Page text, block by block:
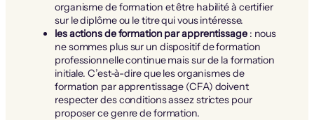
organisme de formation et être habilité à certifier
sur le diplôme ou le titre qui vous intéresse.
les actions de formation par apprentissage: nous
ne sommes plus sur un dispositif de formation
professionnelle continue mais sur de la formation
initiale. C’est-à-dire que les organismes de
formation par apprentissage (CFA) doivent
respecter des conditions assez strictes pour
proposer ce genre de formation.